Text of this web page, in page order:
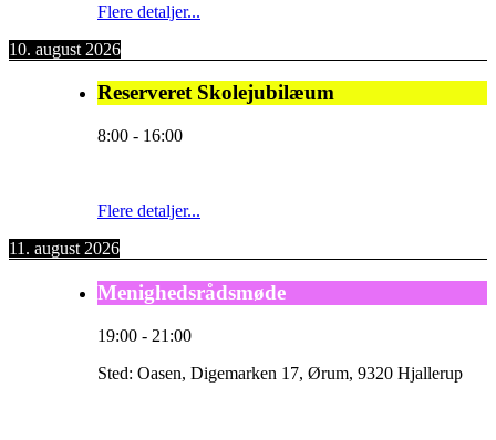
Flere detaljer...
10. august 2026
Reserveret Skolejubilæum
8:00 - 16:00
Flere detaljer...
11. august 2026
Menighedsrådsmøde
19:00 - 21:00
Sted: Oasen, Digemarken 17, Ørum, 9320 Hjallerup